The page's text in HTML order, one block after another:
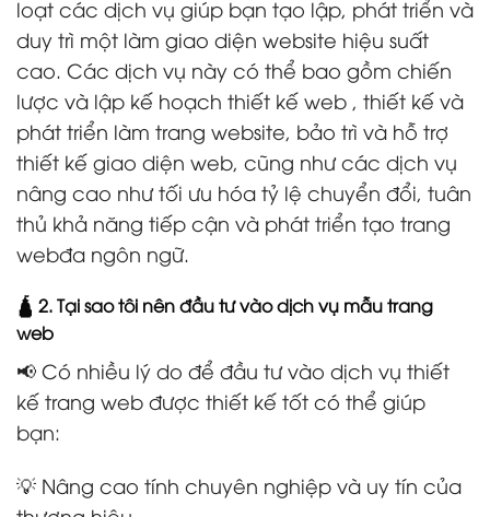
loạt các dịch vụ giúp bạn tạo lập, phát triển và
duy trì một làm giao diện website hiệu suất
cao. Các dịch vụ này có thể bao gồm chiến
lược và lập kế hoạch thiết kế web , thiết kế và
phát triển làm trang website, bảo trì và hỗ trợ
thiết kế giao diện web, cũng như các dịch vụ
nâng cao như tối ưu hóa tỷ lệ chuyển đổi, tuân
thủ khả năng tiếp cận và phát triển tạo trang
webđa ngôn ngữ.
🛕 2. Tại sao tôi nên đầu tư vào dịch vụ mẫu trang
web
📢 Có nhiều lý do để đầu tư vào dịch vụ thiết
kế trang web được thiết kế tốt có thể giúp
bạn:
💡 Nâng cao tính chuyên nghiệp và uy tín của